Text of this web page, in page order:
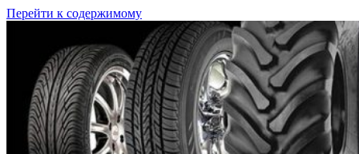
Перейти к содержимому